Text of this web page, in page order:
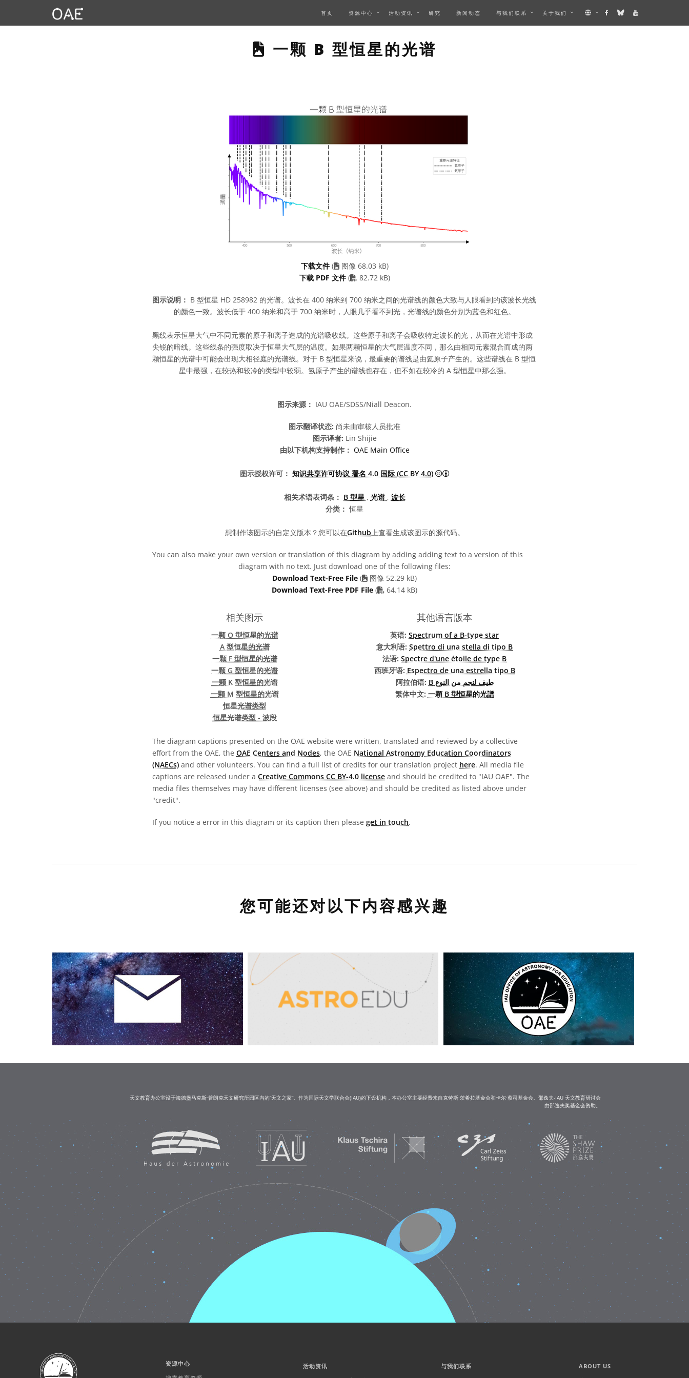
首页 资源中心 活动资讯 研究 新闻动态 与我们联系 关于我们
THIS PAGE DESCRIBES AN IMAGE
一颗 B 型恒星的光谱
下载文件 ( 图像 68.03 kB)
下载 PDF 文件 ( PDF file
82.72 kB)
图示说明： B 型恒星 HD 258982 的光谱。波长在 400 纳米到 700 纳米之间的光谱线的颜色大致与人眼看到的该波长光线
的颜色一致。波长低于 400 纳米和高于 700 纳米时，人眼几乎看不到光，光谱线的颜色分别为蓝色和红色。
黑线表示恒星大气中不同元素的原子和离子造成的光谱吸收线。这些原子和离子会吸收特定波长的光，从而在光谱中形成
尖锐的暗线。这些线条的强度取决于恒星大气层的温度。如果两颗恒星的大气层温度不同，那么由相同元素混合而成的两
颗恒星的光谱中可能会出现大相径庭的光谱线。对于 B 型恒星来说，最重要的谱线是由氦原子产生的。这些谱线在 B 型恒
星中最强，在较热和较冷的类型中较弱。氢原子产生的谱线也存在，但不如在较冷的 A 型恒星中那么强。
图示来源： IAU OAE/SDSS/Niall Deacon.
图示翻译状态: 尚未由审核人员批准
图示译者: Lin Shijie
由以下机构支持制作： OAE Main Office
图示授权许可： 知识共享许可协议 署名 4.0 国际 (CC BY 4.0) 知识共享许可协议 署名 4.0 国际 (CC BY 4.0) 图标
相关术语表词条： B 型星 , 光谱 , 波长
分类： 恒星
想制作该图示的自定义版本？您可以在Github上查看生成该图示的源代码。
You can also make your own version or translation of this diagram by adding adding text to a version of this
diagram with no text. Just download one of the following files:
Download Text-Free File (
图像 52.29 kB)
Download Text-Free PDF File ( PDF file
64.14 kB)
相关图示
一颗 O 型恒星的光谱
A 型恒星的光谱
一颗 F 型恒星的光谱
一颗 G 型恒星的光谱
一颗 K 型恒星的光谱
一颗 M 型恒星的光谱
恒星光谱类型
恒星光谱类型 - 波段
其他语言版本
英语: Spectrum of a B-type star
意大利语: Spettro di una stella di tipo B
法语: Spectre d'une étoile de type B
西班牙语: Espectro de una estrella tipo B
阿拉伯语:
طيف لنجم من النوع B
繁体中文: 一顆 B 型恒星的光譜
The diagram captions presented on the OAE website were written, translated and reviewed by a collective
effort from the OAE, the OAE Centers and Nodes, the OAE National Astronomy Education Coordinators
(NAECs) and other volunteers. You can find a full list of credits for our translation project here. All media file
captions are released under a Creative Commons CC BY-4.0 license and should be credited to "IAU OAE". The
media files themselves may have different licenses (see above) and should be credited as listed above under
"credit".
If you notice a error in this diagram or its caption then please get in touch.
您可能还对以下内容感兴趣
天文教育办公室设于海德堡马克斯·普朗克天文研究所园区内的“天文之家”。作为国际天文学联合会(IAU)的下设机构，本办公室主要经费来自克劳斯·茨希拉基金会和卡尔·蔡司基金会。邵逸夫-IAU 天文教育研讨会
由邵逸夫奖基金会资助。
资源中心
活动资讯
与我们联系
ABOUT US